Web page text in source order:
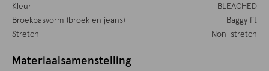
Kleur
BLEACHED
Broekpasvorm (broek en jeans)
Baggy fit
Stretch
Non-stretch
Materiaalsamenstelling